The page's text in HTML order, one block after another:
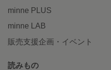
minne PLUS
minne LAB
販売支援企画・イベント
読みもの